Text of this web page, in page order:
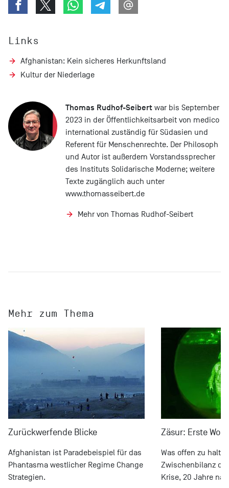
Links
Afghanistan: Kein sicheres Herkunftsland
Kultur der Niederlage
Thomas Rudhof-Seibert war bis September
2023 in der Öffentlichkeitsarbeit von medico
international zuständig für Südasien und
Referent für Menschenrechte. Der Philosoph
und Autor ist außerdem Vorstandssprecher
des Instituts Solidarische Moderne; weitere
Texte zugänglich auch unter
www.thomasseibert.de
Mehr von Thomas Rudhof-Seibert
Mehr zum Thema
Zurückwerfende Blicke
Afghanistan ist Paradebeispiel für das
Phantasma westlicher Regime Change
Strategien.
Zäsur: Erste
Was offen zu
Zwischenbilanz
Krise, 20 Jahre